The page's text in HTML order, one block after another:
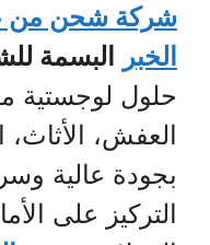
شركة شحن من
الخبر
البسمة
حلول لوجستية
العفش، الأثاث،
بجودة عالية
التركيز على